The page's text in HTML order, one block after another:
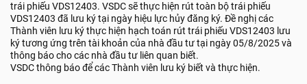
trái phiếu VDS12403. VSDC sẽ thực hiện rút toàn bộ trái phiếu
VDS12403 đã lưu ký tại ngày hiệu lực hủy đăng ký. Đề nghị các
Thành viên lưu ký thực hiện hạch toán rút trái phiếu VDS12403 lưu
ký tương ứng trên tài khoản của nhà đầu tư tại ngày 05/8/2025 và
thông báo cho các nhà đầu tư liên quan biết.
VSDC thông báo để các Thành viên lưu ký biết và thực hiện.